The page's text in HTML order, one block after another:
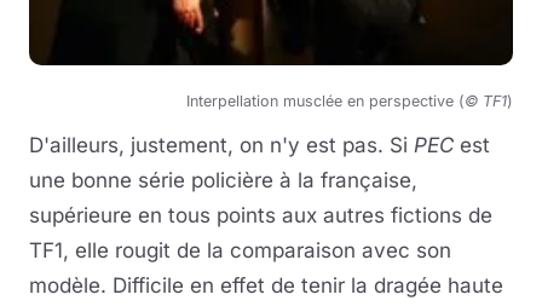
Interpellation musclée en perspective (© TF1)
D'ailleurs, justement, on n'y est pas. Si PEC est
une bonne série policière à la française,
supérieure en tous points aux autres fictions de
TF1, elle rougit de la comparaison avec son
modèle. Difficile en effet de tenir la dragée haute